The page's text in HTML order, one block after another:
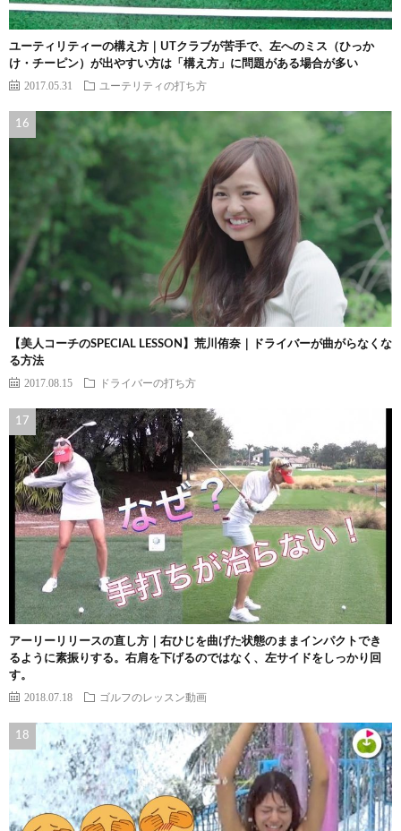
ユーティリティーの構え方｜UTクラブが苦手で、左へのミス（ひっか
け・チーピン）が出やすい方は「構え方」に問題がある場合が多い
2017.05.31 ユーテリティの打ち方
【美人コーチのSPECIAL LESSON】荒川侑奈｜ドライバーが曲がらなくな
る方法
2017.08.15 ドライバーの打ち方
アーリーリリースの直し方｜右ひじを曲げた状態のままインパクトでき
るように素振りする。右肩を下げるのではなく、左サイドをしっかり回
す。
2018.07.18 ゴルフのレッスン動画